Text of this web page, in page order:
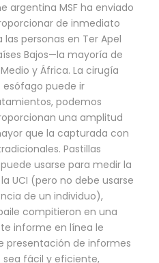
argentina MSF ha enviado
de inmediato
personas en Ter Apel
Bajos—la mayoría de
y África. La cirugía
puede ir
podemos
una amplitud
que la capturada con
Pastillas
usarse para medir la
UCI (pero no debe usarse
de un individuo),
compitieron en una
informe en línea le
presentación de informes
fácil y eficiente,